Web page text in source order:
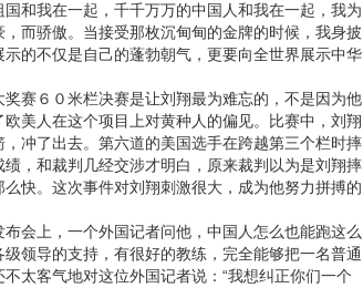
和我在一起，千千万万的中国人和我在一起，我为
而骄傲。当接受那枚沉甸甸的金牌的时候，我身披
的不仅是自己的蓬勃朝气，更要向全世界展示中华
６０米栏决赛是让刘翔最为难忘的，不是因为他
美人在这个项目上对黄种人的偏见。比赛中，刘翔
冲了出去。第六道的美国选手在跨越第三个栏时摔
，和裁判几经交涉才明白，原来裁判以为是刘翔摔
快。这次事件对刘翔刺激很大，成为他努力拼搏的
上，一个外国记者问他，中国人怎么也能跑这么
领导的支持，有很好的教练，完全能够把一名普通
太客气地对这位外国记者说：“我想纠正你们一个